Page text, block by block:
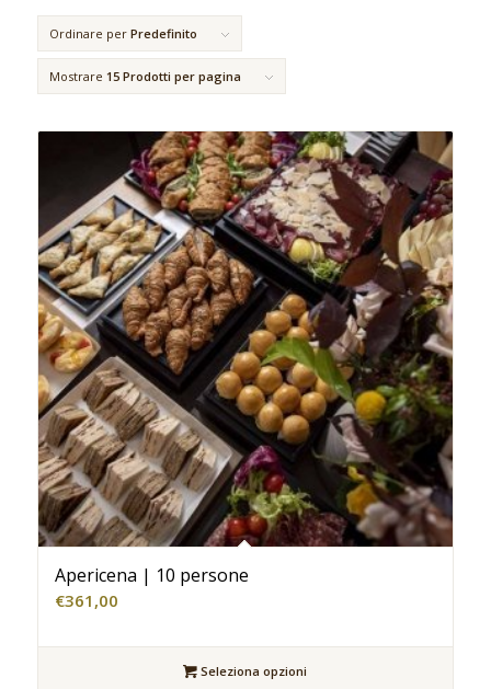
Ordinare per Predefinito
Mostrare 15 Prodotti per pagina
Apericena | 10 persone
€361,00
Seleziona opzioni